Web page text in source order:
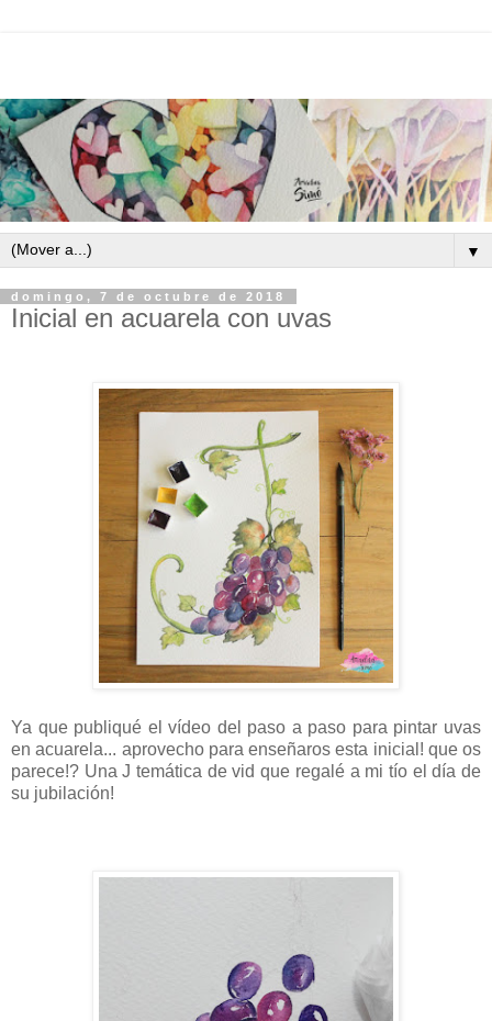
▼
domingo, 7 de octubre de 2018
Inicial en acuarela con uvas
Ya que publiqué el vídeo del paso a paso para pintar uvas
en acuarela... aprovecho para enseñaros esta inicial! que os
parece!? Una J temática de vid que regalé a mi tío el día de
su jubilación!